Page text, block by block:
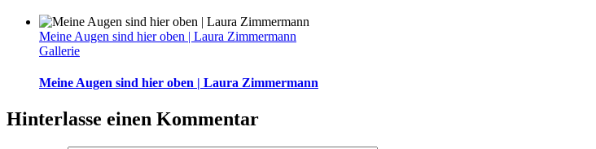
Meine Augen sind hier oben | Laura Zimmermann
Gallerie
Meine Augen sind hier oben | Laura Zimmermann
Hinterlasse einen Kommentar